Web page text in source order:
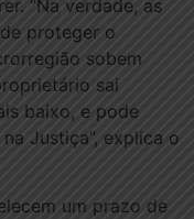
“Na verdade, as
proteger o
sobem
sai
baixo, e pode
Justiça”, explica o
um prazo de